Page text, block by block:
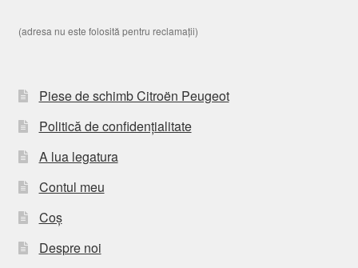
(adresa nu este folosită pentru reclamații)
Piese de schimb Citroën Peugeot
Politică de confidențialitate
A lua legatura
Contul meu
Coș
Despre noi